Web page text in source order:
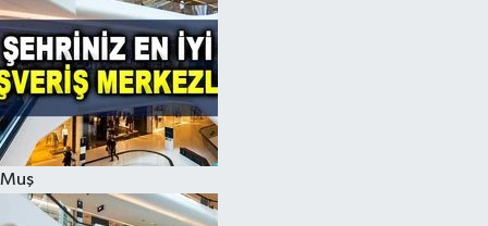
Muş